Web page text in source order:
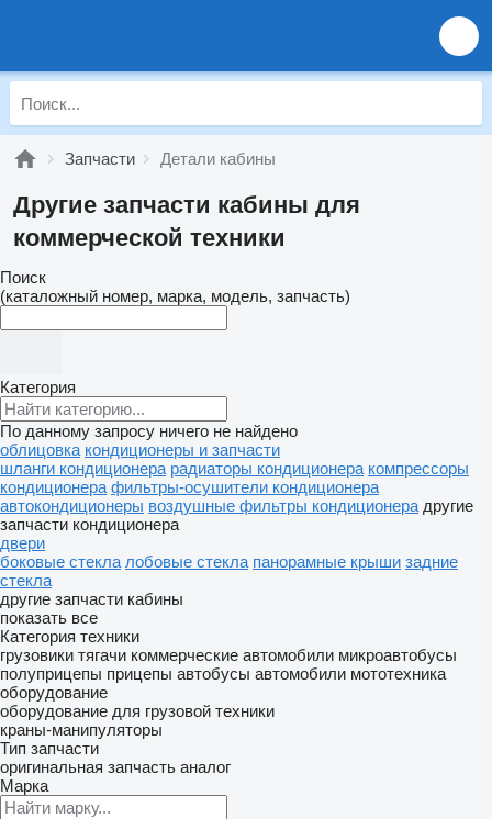
Запчасти Детали кабины
Другие запчасти кабины для
коммерческой техники
Поиск
(каталожный номер, марка, модель, запчасть)
Категория
По данному запросу ничего не найдено
облицовка кондиционеры и запчасти
шланги кондиционера радиаторы кондиционера компрессоры
кондиционера фильтры-осушители кондиционера
автокондиционеры воздушные фильтры кондиционера другие
запчасти кондиционера
двери
боковые стекла лобовые стекла панорамные крыши задние
стекла
другие запчасти кабины
показать все
Категория техники
грузовики тягачи коммерческие автомобили микроавтобусы
полуприцепы прицепы автобусы автомобили мототехника
оборудование
оборудование для грузовой техники
краны-манипуляторы
Тип запчасти
оригинальная запчасть аналог
Марка